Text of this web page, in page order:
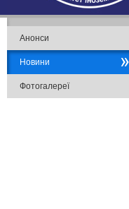
Анонси
Новини
Фотогалереї